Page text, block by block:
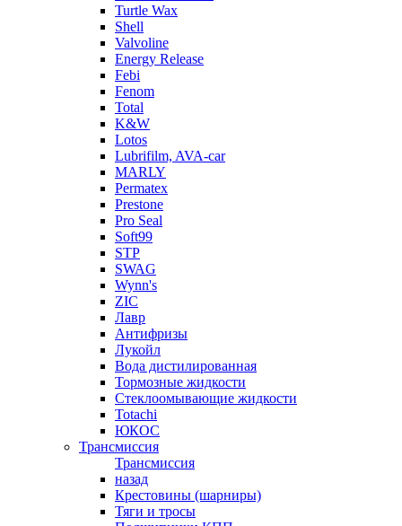
Turtle Wax
Shell
Valvoline
Energy Release
Febi
Fenom
Total
K&W
Lotos
Lubrifilm, AVA-car
MARLY
Permatex
Prestone
Pro Seal
Soft99
STP
SWAG
Wynn's
ZIC
Лавр
Антифризы
Лукойл
Вода дистилированная
Тормозные жидкости
Стеклоомывающие жидкости
Totachi
ЮКОС
Трансмиссия
Трансмиссия
назад
Крестовины (шарниры)
Тяги и тросы